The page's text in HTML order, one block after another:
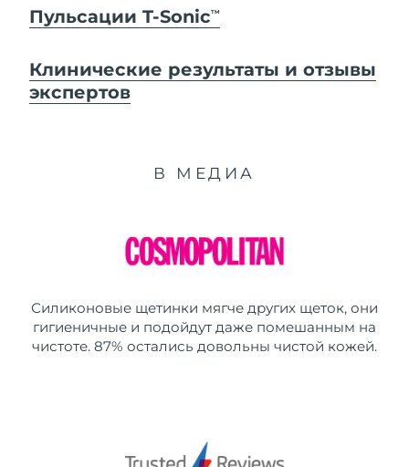
Пульсации T-SonicTM
Клинические результаты и отзывы
экспертов
В МЕДИА
Силиконовые щетинки мягче других щеток, они
гигиеничные и подойдут даже помешанным на
чистоте. 87% остались довольны чистой кожей.